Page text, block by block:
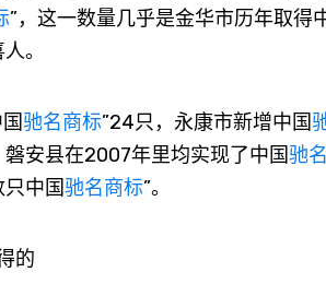
”，这一数量几乎是金华市历年取得
。
驰名商标”24只，永康市新增中国
安县在2007年里均实现了中国驰
中国驰名商标”。
的